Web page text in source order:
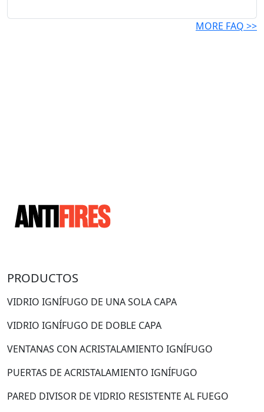
MORE FAQ >>
PRODUCTOS
VIDRIO IGNÍFUGO DE UNA SOLA CAPA
VIDRIO IGNÍFUGO DE DOBLE CAPA
VENTANAS CON ACRISTALAMIENTO IGNÍFUGO
PUERTAS DE ACRISTALAMIENTO IGNÍFUGO
PARED DIVISOR DE VIDRIO RESISTENTE AL FUEGO